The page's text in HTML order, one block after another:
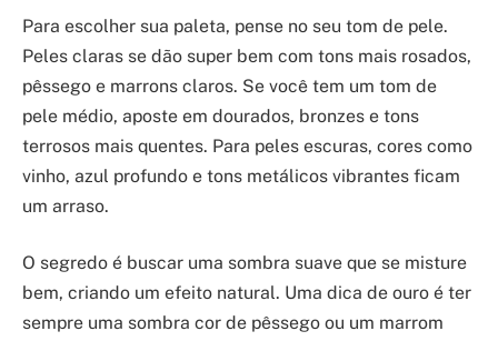
Para escolher sua paleta, pense no seu tom de pele.
Peles claras se dão super bem com tons mais rosados,
pêssego e marrons claros. Se você tem um tom de
pele médio, aposte em dourados, bronzes e tons
terrosos mais quentes. Para peles escuras, cores como
vinho, azul profundo e tons metálicos vibrantes ficam
um arraso.
O segredo é buscar uma sombra suave que se misture
bem, criando um efeito natural. Uma dica de ouro é ter
sempre uma sombra cor de pêssego ou um marrom